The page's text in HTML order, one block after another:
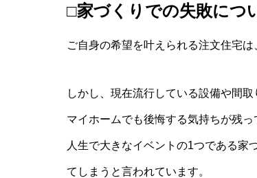
□家づくりでの失敗につ
ご自身の希望を叶えられる注文住宅
しかし、現在流行している設備や間
マイホームでも後悔する気持ちが残っ
人生で大きなイベントの1つである家
てしまうと言われています。